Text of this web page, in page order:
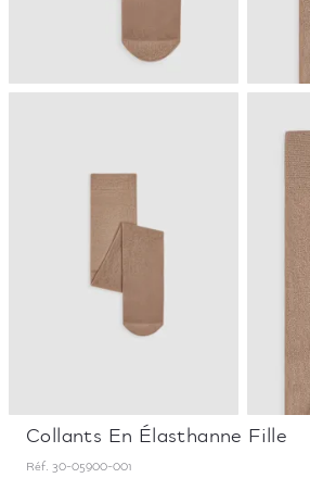
Collants En Élasthanne Fille
Réf. 30-05900-001